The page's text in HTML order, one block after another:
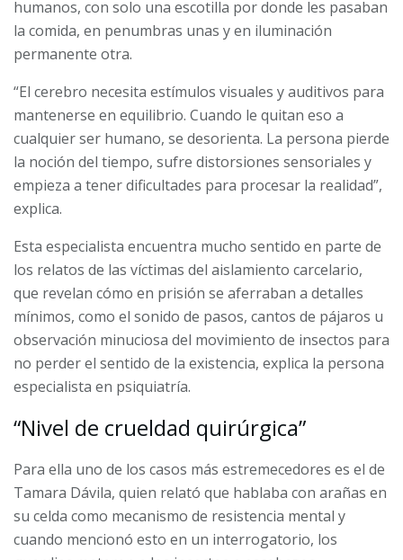
humanos, con solo una escotilla por donde les pasaban
la comida, en penumbras unas y en iluminación
permanente otra.
“El cerebro necesita estímulos visuales y auditivos para
mantenerse en equilibrio. Cuando le quitan eso a
cualquier ser humano, se desorienta. La persona pierde
la noción del tiempo, sufre distorsiones sensoriales y
empieza a tener dificultades para procesar la realidad”,
explica.
Esta especialista encuentra mucho sentido en parte de
los relatos de las víctimas del aislamiento carcelario,
que revelan cómo en prisión se aferraban a detalles
mínimos, como el sonido de pasos, cantos de pájaros u
observación minuciosa del movimiento de insectos para
no perder el sentido de la existencia, explica la persona
especialista en psiquiatría.
“Nivel de crueldad quirúrgica”
Para ella uno de los casos más estremecedores es el de
Tamara Dávila, quien relató que hablaba con arañas en
su celda como mecanismo de resistencia mental y
cuando mencionó esto en un interrogatorio, los